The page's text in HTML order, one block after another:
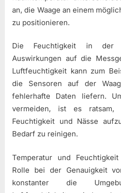
an, die Waage an einem
zu positionieren.
Die Feuchtigkeit in der
Auswirkungen auf die
Luftfeuchtigkeit kann zum
die Sensoren auf der
fehlerhafte Daten liefern.
vermeiden, ist es
Feuchtigkeit und Nässe
Bedarf zu reinigen.
Temperatur und
Rolle bei der Genauigkeit
konstanter die